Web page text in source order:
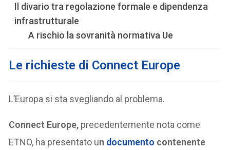
Il divario tra regolazione formale e dipendenza
infrastrutturale
A rischio la sovranità normativa Ue
​Le richieste di Connect Europe
L’Europa si sta svegliando al problema.
Connect Europe, precedentemente nota come
ETNO, ha presentato un documento contenente